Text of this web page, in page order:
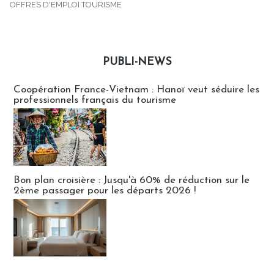
OFFRES D'EMPLOI TOURISME
PUBLI-NEWS
Coopération France-Vietnam : Hanoï veut séduire les
professionnels français du tourisme
Bon plan croisière : Jusqu'à 60% de réduction sur le
2ème passager pour les départs 2026 !